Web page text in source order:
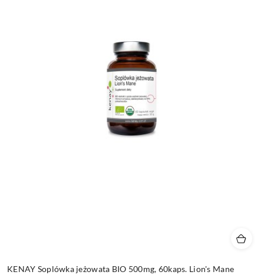
KENAY Soplówka jeżowata BIO 500mg, 60kaps. Lion's Mane